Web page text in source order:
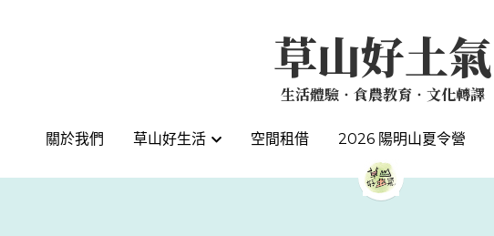
草山好土氣
生活體驗‧食農教育‧文化轉譯
關於我們 草山好生活 空間租借 2026 陽明山夏令營
草山好土氣
生活體驗‧食農教育‧文化轉譯
關於我們 草山好生活 空間租借 2026 陽明山夏令營